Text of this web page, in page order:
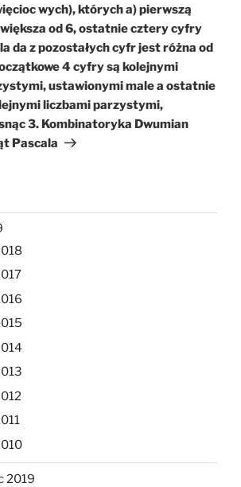
wych), których a) pierwszą
od 6, ostatnie cztery cyfry
da z pozostałych cyfr jest różna od
4 cyfry są kolejnymi
ustawionymi male a ostatnie
liczbami parzystymi,
3. Kombinatoryka Dwumian
Pascala
2019